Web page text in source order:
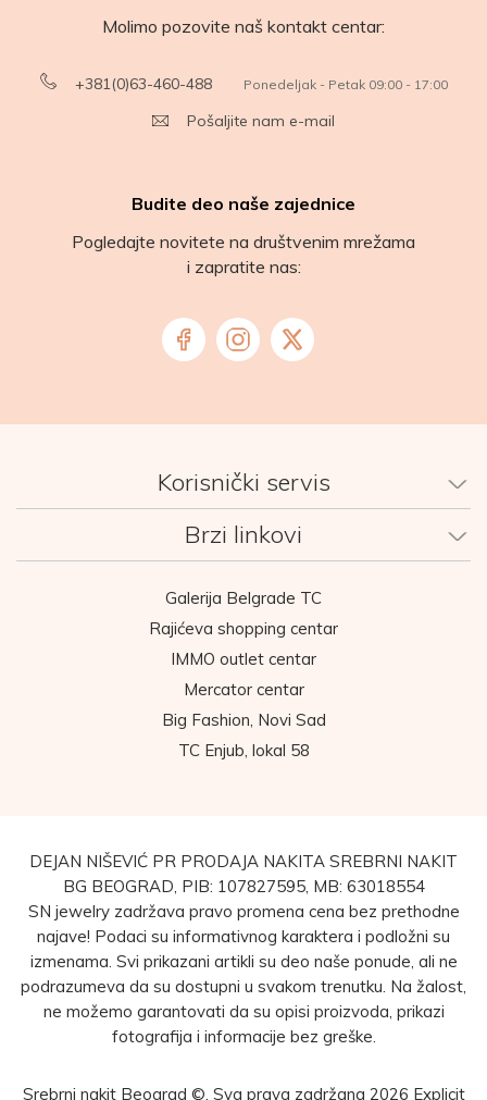
Molimo pozovite naš kontakt centar:
+381(0)63-460-488 Ponedeljak - Petak 09:00 - 17:00
Pošaljite nam e-mail
Budite deo naše zajednice
Pogledajte novitete na društvenim mrežama
i zapratite nas:
Korisnički servis
Brzi linkovi
Galerija Belgrade TC
Rajićeva shopping centar
IMMO outlet centar
Mercator centar
Big Fashion, Novi Sad
TC Enjub, lokal 58
DEJAN NIŠEVIĆ PR PRODAJA NAKITA SREBRNI NAKIT
BG BEOGRAD, PIB: 107827595, MB: 63018554
SN jewelry zadržava pravo promena cena bez prethodne
najave! Podaci su informativnog karaktera i podložni su
izmenama. Svi prikazani artikli su deo naše ponude, ali ne
podrazumeva da su dostupni u svakom trenutku. Na žalost,
ne možemo garantovati da su opisi proizvoda, prikazi
fotografija i informacije bez greške.
Srebrni nakit Beograd ©. Sva prava zadržana 2026 Explicit